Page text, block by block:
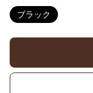
ブラック